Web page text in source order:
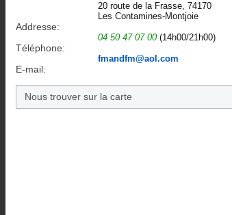
20 route de la Frasse, 74170
Les Contamines-Montjoie
Addresse:
04 50 47 07 00(14h00/21h00)
Téléphone:
fmandfm@aol.com
E-mail:
Nous trouver sur la carte